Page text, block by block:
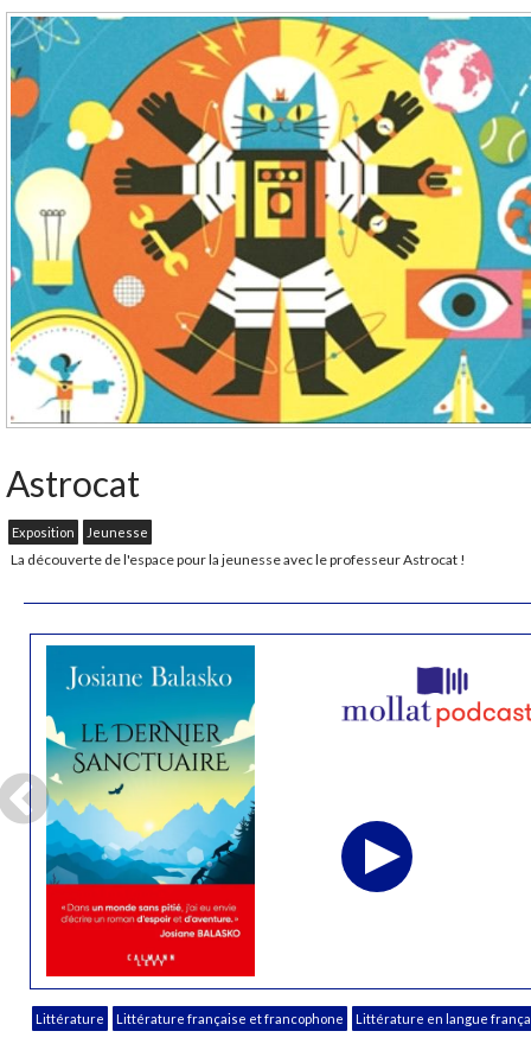
Astrocat
Exposition Jeunesse
La découverte de l'espace pour la jeunesse avec le professeur Astrocat !
Littérature Littérature française et francophone Littérature en langue